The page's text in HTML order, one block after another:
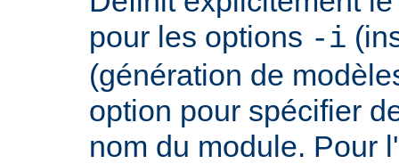
pour les options -i
(génération de
option pour spécifier
nom du module. Pour